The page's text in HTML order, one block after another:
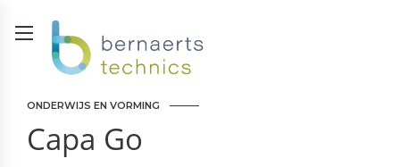
ONDERWIJS EN VORMING
Capa Go